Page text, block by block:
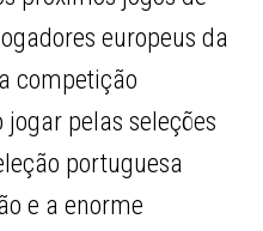
europeus da
competição
pelas seleções
portuguesa
e a enorme